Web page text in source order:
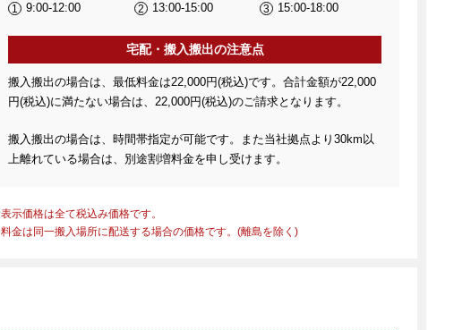
9:00-12:00 13:00-15:00 15:00-18:00
宅配・搬入搬出の注意点
搬入搬出の場合は、最低料金は22,000円(税込)です。合計金額が22,000
円(税込)に満たない場合は、22,000円(税込)のご請求となります。
搬入搬出の場合は、時間帯指定が可能です。また当社拠点より30km以
上離れている場合は、別途割増料金を申し受けます。
表示価格は全て税込み価格です。
料金は同一搬入場所に配送する場合の価格です。(離島を除く)